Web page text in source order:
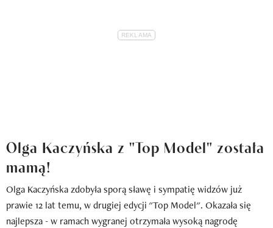
Olga Kaczyńska z "Top Model" została
mamą!
Olga Kaczyńska zdobyła sporą sławę i sympatię widzów już
prawie 12 lat temu, w drugiej edycji "Top Model". Okazała się
najlepsza - w ramach wygranej otrzymała wysoką nagrodę